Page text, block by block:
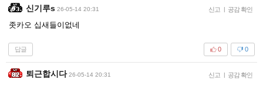
신기루s 26-05-14 20:31 신고 | 공감 확인
좃카오 십새들이없네
답글 0
0
퇴근합시다 26-05-14 20:31 신고 | 공감 확인